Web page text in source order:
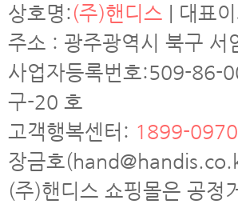
상호명:(주)핸디스 | 대표
주소 : 광주광역시 북구
사업자등록번호:509-86-
구-20 호
고객행복센터: 1899-
장금호
(주)핸디스 쇼핑몰은 공정